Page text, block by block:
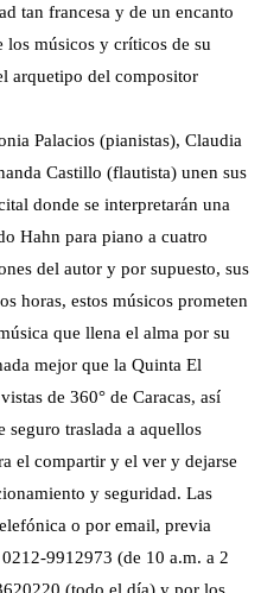
tan francesa y de un encanto
los músicos y críticos de su
arquetipo del compositor
Palacios (pianistas), Claudia
Castillo (flautista) unen sus
donde se interpretarán una
Hahn para piano a cuatro
del autor y por supuesto, sus
horas, estos músicos prometen
que llena el alma por su
mejor que la Quinta El
de 360° de Caracas, así
seguro traslada a aquellos
el compartir y el ver y dejarse
y seguridad. Las
o por email, previa
9912973 (de 10 a.m. a 2